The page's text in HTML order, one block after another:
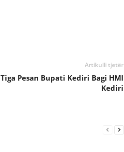
Artikulli tjetër
Tiga Pesan Bupati Kediri Bagi HMI
Kediri